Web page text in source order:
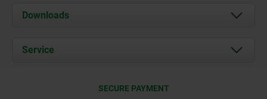
About us
Career
Downloads
Documents
Service
SECURE PAYMENT